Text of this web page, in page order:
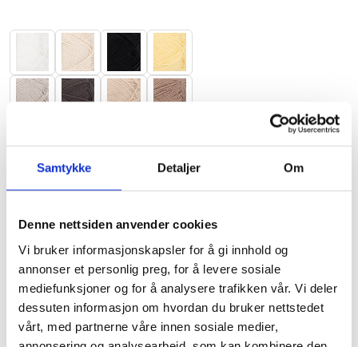
Samtykke Detaljer Om
Denne nettsiden anvender cookies
Vi bruker informasjonskapsler for å gi innhold og
annonser et personlig preg, for å levere sosiale
mediefunksjoner og for å analysere trafikken vår. Vi deler
dessuten informasjon om hvordan du bruker nettstedet
vårt, med partnerne våre innen sosiale medier,
Nullstill